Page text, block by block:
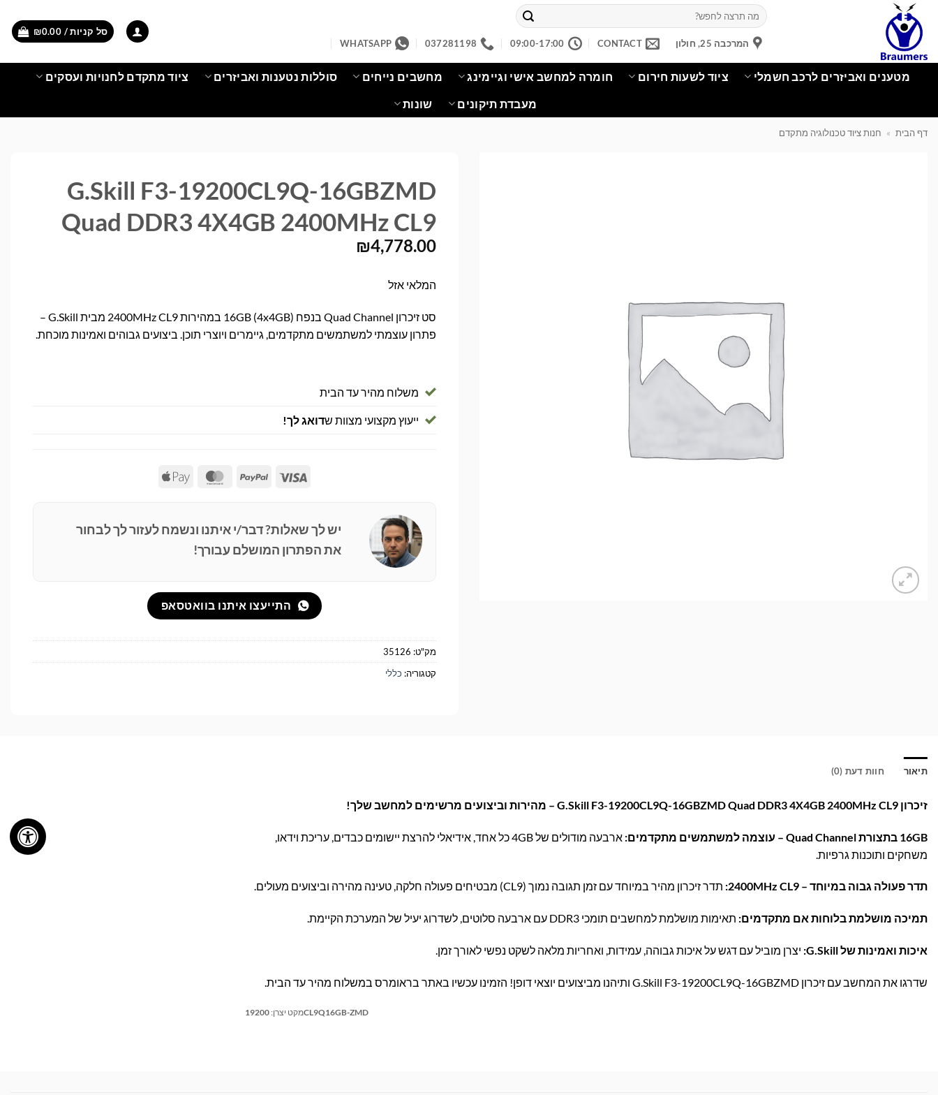
content
חיפוש
עבור:
המרכבה 25, חולון CONTACT
09:00-17:00
037281198
WHATSAPP
סל קניות / ₪0.00
מטענים ואביזרים לרכב חשמלי ציוד לשעות חירום חומרה למחשב אישי וגיימינג מחשבים נייחים סוללות נטענות ואביזרים ציוד מתקדם לחנויות ועסקים
מעבדת תיקונים שונות
דף הבית » חנות ציוד טכנולוגיה מתקדם
G.Skill F3-19200CL9Q-16GBZMD
Quad DDR3 4X4GB 2400MHz CL9
₪4,778.00
המלאי אזל
סט זיכרון Quad Channel בנפח 16GB (4x4GB) במהירות 2400MHz CL9 מבית G.Skill –
פתרון עוצמתי למשתמשים מתקדמים, גיימרים ויוצרי תוכן. ביצועים גבוהים ואמינות מוכחת.
משלוח מהיר עד הבית
ייעוץ מקצועי מצוות שדואג לך!
Visa
PayPal
MasterCard
Apple
יש לך שאלות? דבר/י איתנו ונשמח לעזור לך לבחור
את הפתרון המושלם עבורך!
התייעצו איתנו בוואטסאפ
מק"ט: 35126
קטגוריה: כללי
תיאור חוות דעת (0)
זיכרון G.Skill F3-19200CL9Q-16GBZMD Quad DDR3 4X4GB 2400MHz CL9 – מהירות וביצועים מרשימים למחשב שלך!
16GB בתצורת Quad Channel – עוצמה למשתמשים מתקדמים:
ארבעה מודולים של 4GB כל אחד, אידיאלי להרצת יישומים כבדים, עריכת וידאו,
משחקים ותוכנות גרפיות.
תדר פעולה גבוה במיוחד – 2400MHz CL9: תדר זיכרון מהיר במיוחד עם זמן תגובה נמוך (CL9) מבטיחים פעולה חלקה, טעינה מהירה וביצועים מעולים.
תמיכה מושלמת בלוחות אם מתקדמים: תאימות מושלמת למחשבים תומכי DDR3 עם ארבעה סלוטים, לשדרוג יעיל של המערכת הקיימת.
איכות ואמינות של G.Skill: יצרן מוביל עם דגש על איכות גבוהה, עמידות, ואחריות מלאה לשקט נפשי לאורך זמן.
שדרגו את המחשב עם זיכרון G.Skill F3-19200CL9Q-16GBZMD ותיהנו מביצועים יוצאי דופן! הזמינו עכשיו באתר בראומרס במשלוח מהיר עד הבית.
מקט יצרן:19200CL9Q16GB-ZMD